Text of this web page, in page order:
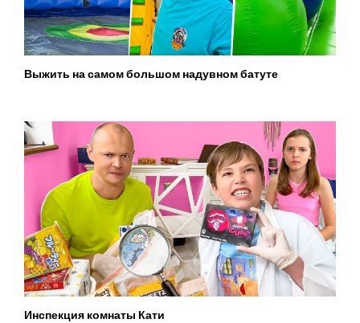
Выжить на самом большом надувном батуте
Инспекция комнаты Кати